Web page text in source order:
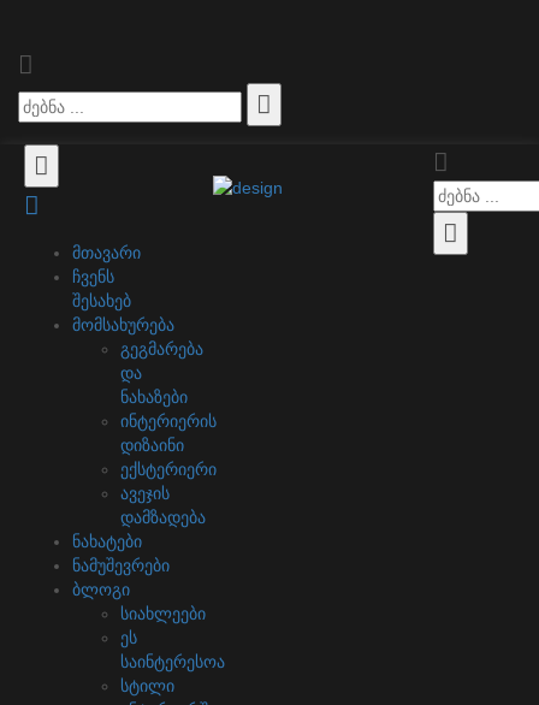
მთავარი
ჩვენს
შესახებ
მომსახურება
გეგმარება
და
ნახაზები
ინტერიერის
დიზაინი
ექსტერიერი
ავეჯის
დამზადება
ნახატები
ნამუშევრები
ბლოგი
სიახლეები
ეს
საინტერესოა
სტილი